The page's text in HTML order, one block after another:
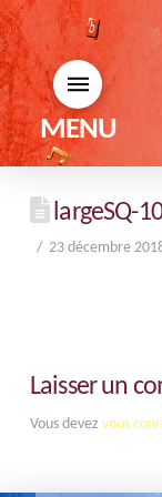
MENU
largeSQ-
23 décembre
Laisser un
Vous devez vous